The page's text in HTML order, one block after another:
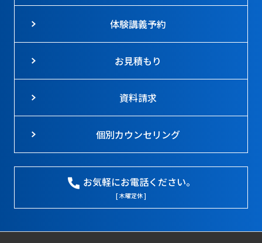
体験講義予約
お見積もり
資料請求
個別カウンセリング
お気軽にお電話ください。
[ 木曜定休 ]